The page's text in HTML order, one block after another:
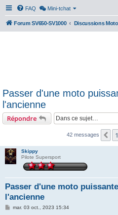
FAQ Mini-tchat
Forum SV650-SV1000
Passer d'une moto
l'ancienne
Répondre
42 messages 1
Skippy
Pilote Supersport
Passer d'une moto
l'ancienne
Mmar. 03 oct., 2023 15:34